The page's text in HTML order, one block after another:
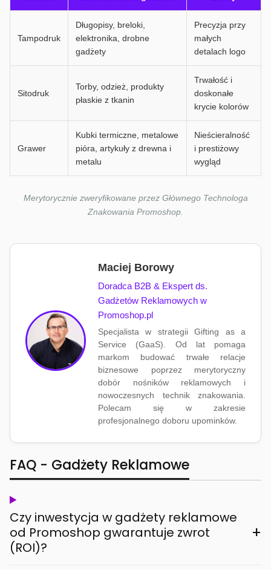
Tampodruk
Długopisy, breloki,
elektronika, drobne
gadżety
Precyzja przy
małych
detalach logo
Sitodruk
Torby, odzież, produkty
płaskie z tkanin
Trwałość i
doskonałe
krycie kolorów
Grawer
Kubki termiczne, metalowe
pióra, artykuły z drewna i
metalu
Nieścieralność
i prestiżowy
wygląd
Merytorycznie zweryfikowane przez Głównego Technologa
Znakowania Promoshop.
Maciej Borowy
Doradca B2B & Ekspert ds.
Gadżetów Reklamowych w
Promoshop.pl
Specjalista w strategii Gifting as a
Service (GaaS). Od lat pomaga
markom budować trwałe relacje
biznesowe poprzez merytoryczny
dobór nośników reklamowych i
nowoczesnych technik znakowania.
Polecam się w zakresie
profesjonalnego doboru upominków.
FAQ - Gadżety Reklamowe
Czy inwestycja w gadżety reklamowe
od Promoshop gwarantuje zwrot
(ROI)?
+